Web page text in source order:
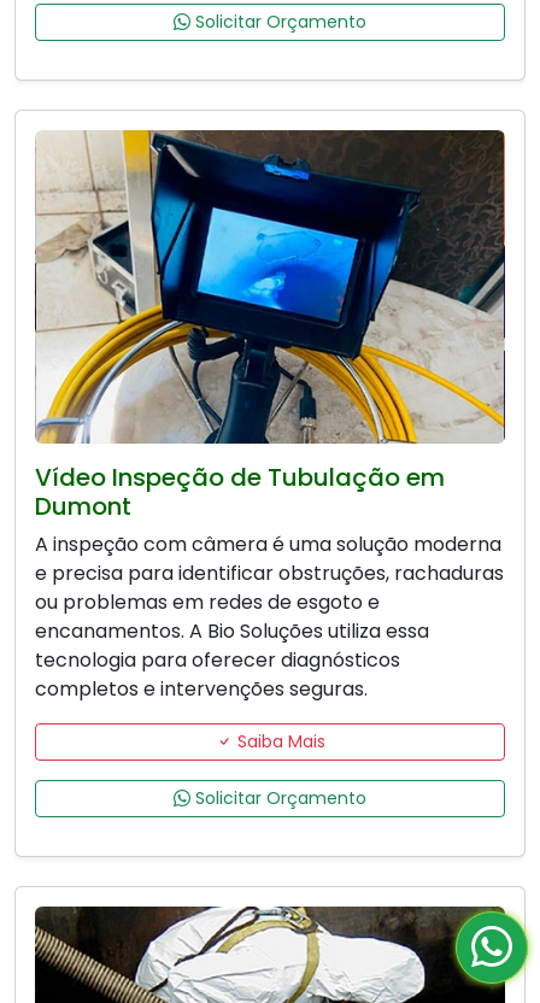
Solicitar Orçamento
Vídeo Inspeção de Tubulação em
Dumont
A inspeção com câmera é uma solução moderna
e precisa para identificar obstruções, rachaduras
ou problemas em redes de esgoto e
encanamentos. A Bio Soluções utiliza essa
tecnologia para oferecer diagnósticos
completos e intervenções seguras.
Saiba Mais
Solicitar Orçamento